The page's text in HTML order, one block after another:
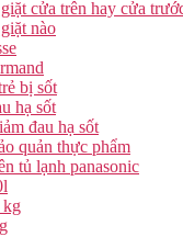
cửa trên hay cửa
nào
bị sốt
hạ sốt
đau hạ sốt
quản thực phẩm
tủ lạnh panasonic
kg